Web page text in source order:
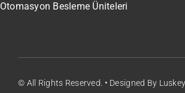
Otomasyon Besleme Üniteleri
© All Rights Reserved. • Designed By